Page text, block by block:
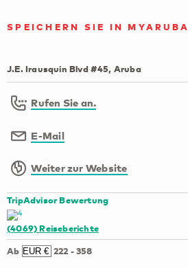
SPEICHERN SIE IN MYARUBA
J.E. Irausquin Blvd #45, Aruba
Rufen Sie an.
E-Mail
Weiter zur Website
TripAdvisor Bewertung
(4069)Reiseberichte
Ab 222 -358